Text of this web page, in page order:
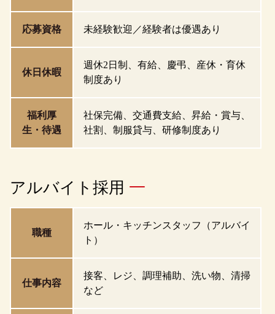
応募資格 未経験歓迎／経験者は優遇あり
休日休暇
週休2日制、有給、慶弔、産休・育休
制度あり
福利厚
生・待遇
社保完備、交通費支給、昇給・賞与、
社割、制服貸与、研修制度あり
アルバイト採用
職種
ホール・キッチンスタッフ（アルバイ
ト）
仕事内容
接客、レジ、調理補助、洗い物、清掃
など